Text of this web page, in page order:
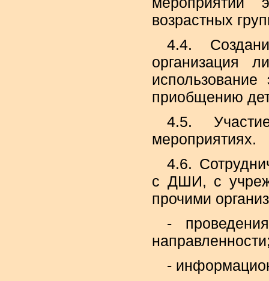
возрастных
4.4.
организация
приобщению
4.5.
мероприятиях.
4.6.
с ДШИ, с
прочими
-
-